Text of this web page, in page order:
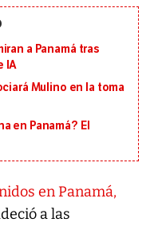
a Panamá tras
IA
Mulino en la toma
en Panamá? El
en Panamá,
a las